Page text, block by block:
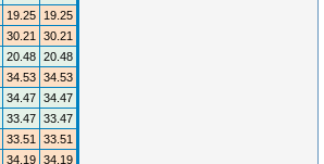
19.25
19.25
30.21
30.21
20.48 20.48
34.53 34.53
34.47 34.47
33.47 33.47
33.51
33.51
34.19 34.19